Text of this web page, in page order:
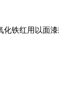
铁红用以面漆